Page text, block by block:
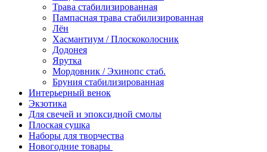
Трава стабилизированная
Пампасная трава стабилизированная
Лён
Хасмантиум / Плоскоколосник
Додонея
Ярутка
Мордовник / Эхинопс стаб.
Бруния стабилизированная
Интерьерный венок
Экзотика
Для свечей и эпоксидной смолы
Плоская сушка
Наборы для творчества
Новогодние товары